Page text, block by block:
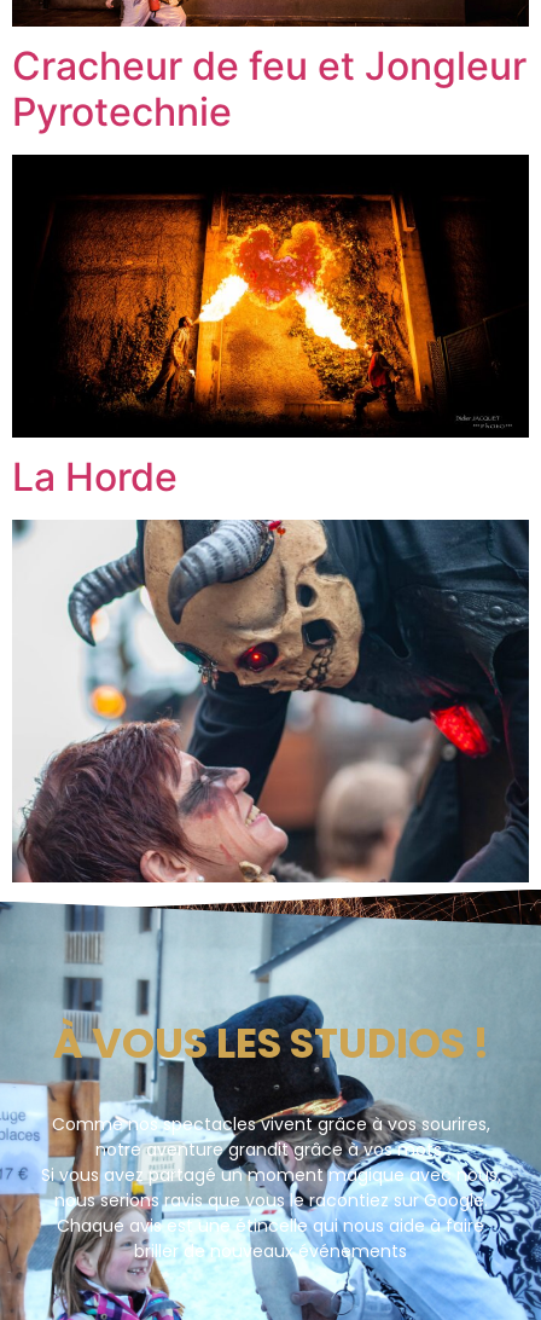
Cracheur de feu et Jongleur
Pyrotechnie
La Horde
À VOUS LES STUDIOS !
Comme nos spectacles vivent grâce à vos sourires,
notre aventure grandit grâce à vos mots.
Si vous avez partagé un moment magique avec nous,
nous serions ravis que vous le racontiez sur Google.
Chaque avis est une étincelle qui nous aide à faire
briller de nouveaux événements